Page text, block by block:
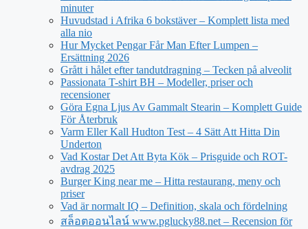
minuter
Huvudstad i Afrika 6 bokstäver – Komplett lista med
alla nio
Hur Mycket Pengar Får Man Efter Lumpen –
Ersättning 2026
Grått i hålet efter tandutdragning – Tecken på alveolit
Passionata T-shirt BH – Modeller, priser och
recensioner
Göra Egna Ljus Av Gammalt Stearin – Komplett Guide
För Återbruk
Varm Eller Kall Hudton Test – 4 Sätt Att Hitta Din
Underton
Vad Kostar Det Att Byta Kök – Prisguide och ROT-
avdrag 2025
Burger King near me – Hitta restaurang, meny och
priser
Vad är normalt IQ – Definition, skala och fördelning
สล็อตออนไลน์ www.pglucky88.net – Recension för